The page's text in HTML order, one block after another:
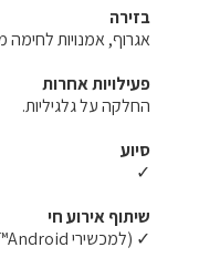
בזירה
אגרוף, אמנויות לחימה
פעילויות אחרות
החלקה על גלגיליות.
סיוע
✓
שיתוף אירוע חי
✓ (למכשירי Android™ בלבד)